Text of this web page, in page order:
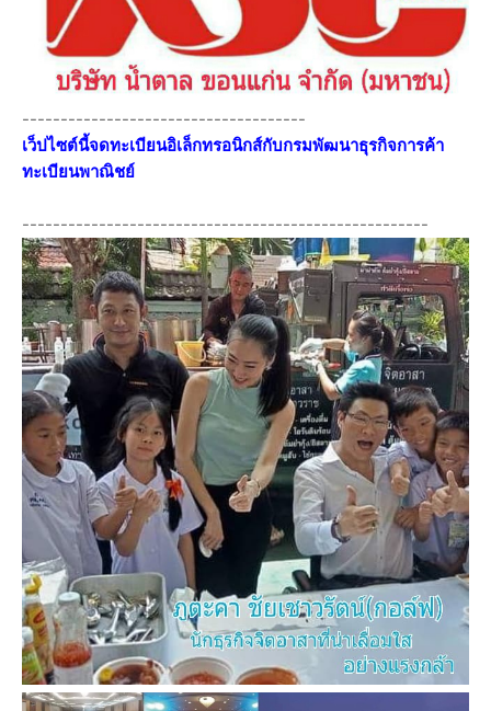
-------------------------------------
เว็ปไซต์นี้จดทะเบียนอิเล็กทรอนิกส์กับกรมพัฒนาธุรกิจการค้า
ทะเบียนพาณิชย์
-----------------------------------------------------